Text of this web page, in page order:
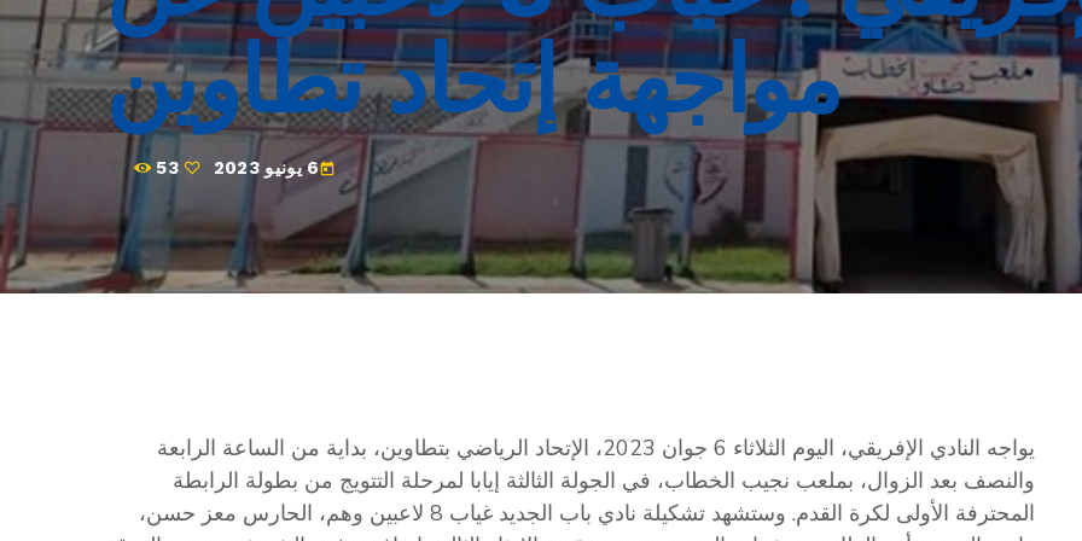
مواجهة إتحاد تطاوين
today6 يونيو 2023 53
يواجه النادي الإفريقي، اليوم الثلاثاء 6 جوان 2023، الإتحاد الرياضي بتطاوين، بداية من الساعة الرابعة
والنصف بعد الزوال، بملعب نجيب الخطاب، في الجولة الثالثة إيابا لمرحلة التتويج من بطولة الرابطة
المحترفة الأولى لكرة القدم.
وستشهد تشكيلة نادي باب الجديد غياب 8 لاعبين وهم، الحارس معز حسن،